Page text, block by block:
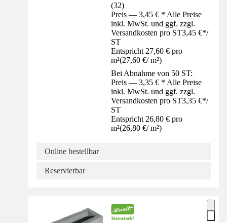
(32)
Preis — 3,45 € * Alle Preise
inkl. MwSt. und ggf. zzgl.
Versandkosten pro ST3,45 €*/
ST
Entspricht 27,60 € pro
m²(27,60 €/ m²)
Bei Abnahme von 50 ST:
Preis — 3,35 € * Alle Preise
inkl. MwSt. und ggf. zzgl.
Versandkosten pro ST3,35 €*/
ST
Entspricht 26,80 € pro
m²(26,80 €/ m²)
Online bestellbar
Reservierbar